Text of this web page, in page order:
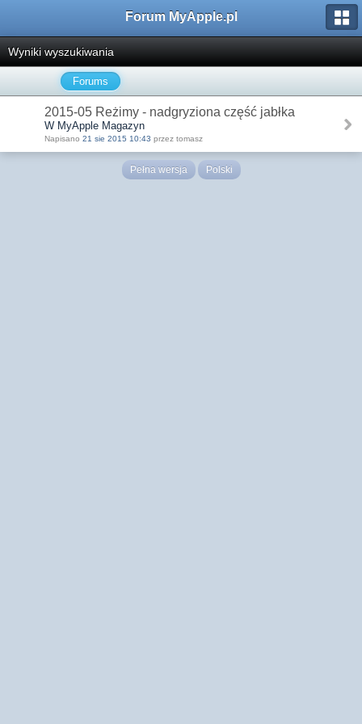
Forum MyApple.pl
Wyniki wyszukiwania
Forums
2015-05 Reżimy - nadgryziona część jabłka
W MyApple Magazyn
Napisano 21 sie 2015 10:43 przez tomasz
Pełna wersja Polski